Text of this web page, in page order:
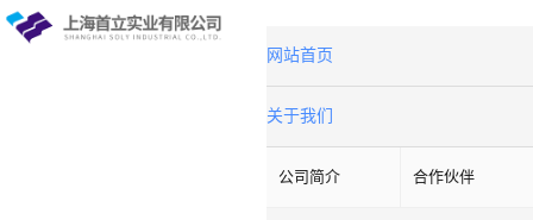
网站首页
关于我们
公司简介 合作伙伴